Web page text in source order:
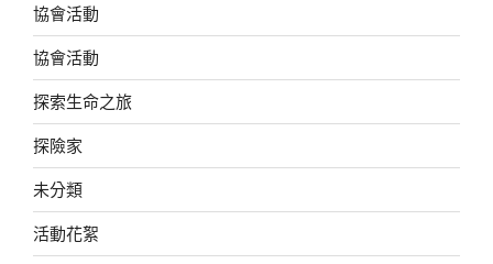
協會活動
協會活動
探索生命之旅
探險家
未分類
活動花絮